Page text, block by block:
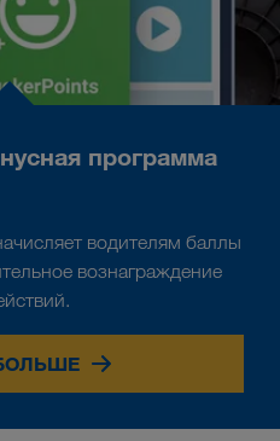
программа
водителям баллы
вознаграждение